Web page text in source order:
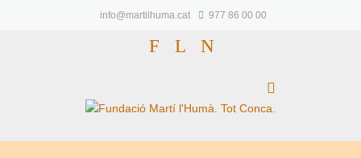
info@martilhuma.cat 977 86 00 00
F L N